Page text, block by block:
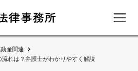
産関連
流れは？弁護士がわかりやすく解説